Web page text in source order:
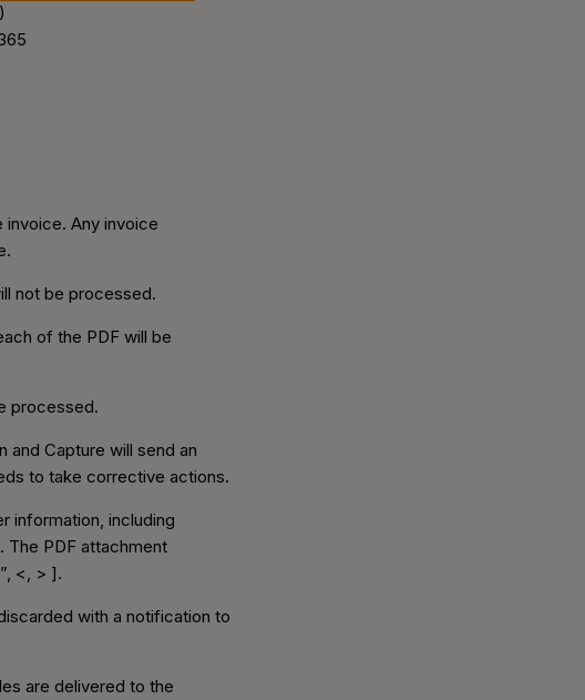
invoice. Any invoice
not be processed.
of the PDF will be
processed.
and Capture will send an
to take corrective actions.
information, including
The PDF attachment
<, > ].
with a notification to
are delivered to the